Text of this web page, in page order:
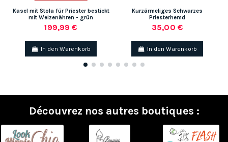
Kasel mit Stola für Priester bestickt
mit Weizenähren - grün
199,99 €
In den Warenkorb
Kurzärmeliges Schwarzes
Priesterhemd
35,00 €
In den Warenkorb
Découvrez nos autres boutiques :